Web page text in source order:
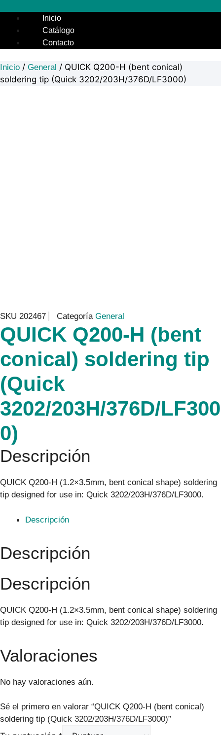
Inicio
Catálogo
Contacto
Inicio / General / QUICK Q200-H (bent conical)
soldering tip (Quick 3202/203H/376D/LF3000)
SKU 202467 Categoría General
QUICK Q200-H (bent
conical) soldering tip
(Quick
3202/203H/376D/LF300
0)
Descripción
QUICK Q200-H (1.2×3.5mm, bent conical shape) soldering
tip designed for use in: Quick 3202/203H/376D/LF3000.
Descripción
Descripción
Descripción
QUICK Q200-H (1.2×3.5mm, bent conical shape) soldering
tip designed for use in: Quick 3202/203H/376D/LF3000.
Valoraciones
No hay valoraciones aún.
Sé el primero en valorar “QUICK Q200-H (bent conical)
soldering tip (Quick 3202/203H/376D/LF3000)”